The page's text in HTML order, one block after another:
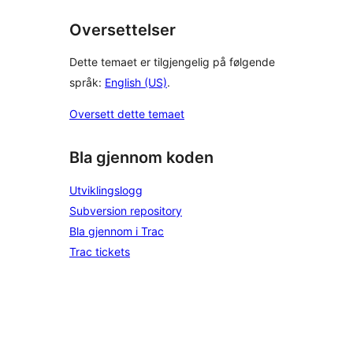
Oversettelser
Dette temaet er tilgjengelig på følgende
språk: English (US).
Oversett dette temaet
Bla gjennom koden
Utviklingslogg
Subversion repository
Bla gjennom i Trac
Trac tickets